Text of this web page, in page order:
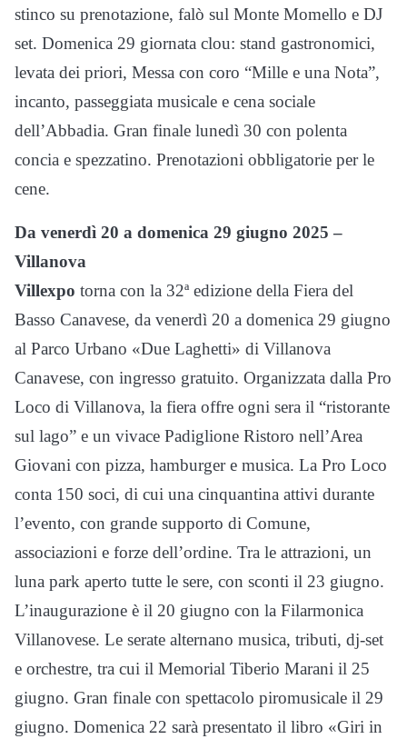
stinco su prenotazione, falò sul Monte Momello e DJ
set. Domenica 29 giornata clou: stand gastronomici,
levata dei priori, Messa con coro “Mille e una Nota”,
incanto, passeggiata musicale e cena sociale
dell’Abbadia. Gran finale lunedì 30 con polenta
concia e spezzatino. Prenotazioni obbligatorie per le
cene.
Da venerdì 20 a domenica 29 giugno 2025 –
Villanova
Villexpo torna con la 32ª edizione della Fiera del
Basso Canavese, da venerdì 20 a domenica 29 giugno
al Parco Urbano «Due Laghetti» di Villanova
Canavese, con ingresso gratuito. Organizzata dalla Pro
Loco di Villanova, la fiera offre ogni sera il “ristorante
sul lago” e un vivace Padiglione Ristoro nell’Area
Giovani con pizza, hamburger e musica. La Pro Loco
conta 150 soci, di cui una cinquantina attivi durante
l’evento, con grande supporto di Comune,
associazioni e forze dell’ordine. Tra le attrazioni, un
luna park aperto tutte le sere, con sconti il 23 giugno.
L’inaugurazione è il 20 giugno con la Filarmonica
Villanovese. Le serate alternano musica, tributi, dj-set
e orchestre, tra cui il Memorial Tiberio Marani il 25
giugno. Gran finale con spettacolo piromusicale il 29
giugno. Domenica 22 sarà presentato il libro «Giri in